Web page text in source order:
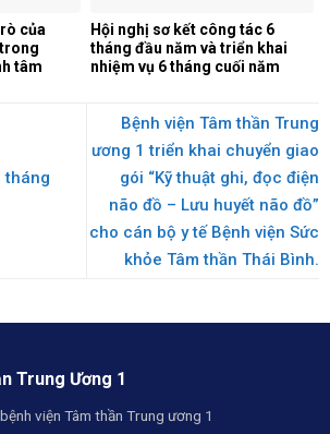
của
tâm
Hội nghị sơ kết công tác 6
tháng đầu năm và triển khai
nhiệm vụ 6 tháng cuối năm
tháng
Bệnh viện Tâm thần Trung
ương 1 triển khai chuyển giao
gói “Kỹ thuật ghi, đọc điện
não đồ – Lưu huyết não đồ”
cho cán bộ y tế Bệnh viện Sức
khỏe Tâm thần Thái Bình.
Trung Ương 1
viện Tâm thần Trung ương 1